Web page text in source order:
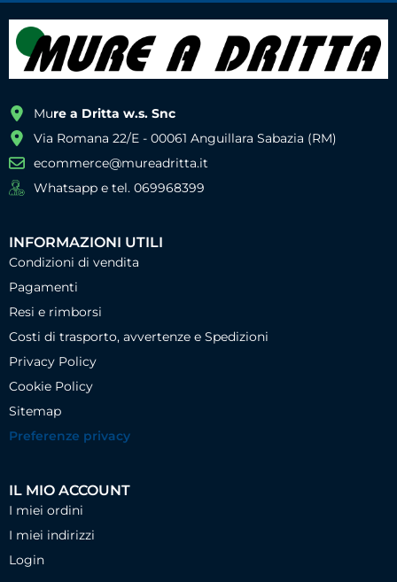
Mure a Dritta w.s. Snc
Via Romana 22/E - 00061 Anguillara Sabazia (RM)
ecommerce@mureadritta.it
Whatsapp e tel. 069968399
INFORMAZIONI UTILI
Condizioni di vendita
Pagamenti
Resi e rimborsi
Costi di trasporto, avvertenze e Spedizioni
Privacy Policy
Cookie Policy
Sitemap
Preferenze privacy
IL MIO ACCOUNT
I miei ordini
I miei indirizzi
Login